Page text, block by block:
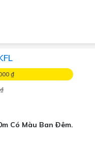
₫
Có Màu Ban Ðêm.